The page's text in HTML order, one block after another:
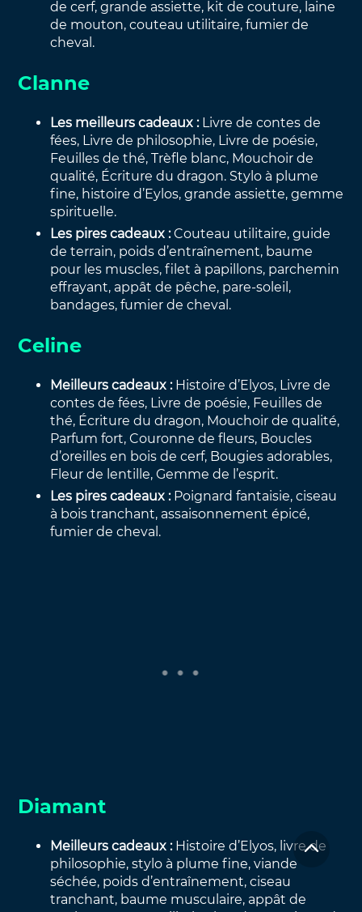
de cerf, grande assiette, kit de couture, laine
de mouton, couteau utilitaire, fumier de
cheval.
Clanne
Les meilleurs cadeaux : Livre de contes de
fées, Livre de philosophie, Livre de poésie,
Feuilles de thé, Trèfle blanc, Mouchoir de
qualité, Écriture du dragon. Stylo à plume
fine, histoire d’Eylos, grande assiette, gemme
spirituelle.
Les pires cadeaux :Couteau utilitaire, guide
de terrain, poids d’entraînement, baume
pour les muscles, filet à papillons, parchemin
effrayant, appât de pêche, pare-soleil,
bandages, fumier de cheval.
Celine
Meilleurs cadeaux : Histoire d’Elyos, Livre de
contes de fées, Livre de poésie, Feuilles de
thé, Écriture du dragon, Mouchoir de qualité,
Parfum fort, Couronne de fleurs, Boucles
d’oreilles en bois de cerf, Bougies adorables,
Fleur de lentille, Gemme de l’esprit.
Les pires cadeaux : Poignard fantaisie, ciseau
à bois tranchant, assaisonnement épicé,
fumier de cheval.
Diamant
Meilleurs cadeaux : Histoire d’Elyos, livre de
philosophie, stylo à plume fine, viande
séchée, poids d’entraînement, ciseau
tranchant, baume musculaire, appât de